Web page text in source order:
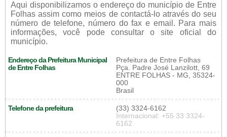
Aqui disponibilizamos o endereço do município de Entre
Folhas assim como meios de contactá-lo através do seu
número de telefone, número do fax e email. Para mais
informações, você pode consultar o site oficial do
município.
Endereço da Prefeitura Municipal
de Entre Folhas
Prefeitura de Entre Folhas
Pça. Padre José Lanzilott, 69
ENTRE FOLHAS - MG, 35324-
000
Brasil
Telefone da prefeitura
(33) 3324-6162
Internacional: +55 33 3324-
6162